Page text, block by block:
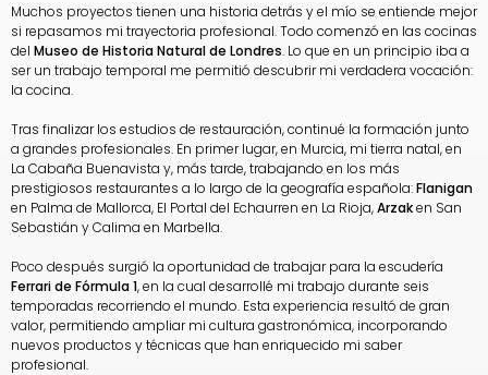
Muchos proyectos tienen una historia detrás y el mío se entiende mejor
si repasamos mi trayectoria profesional. Todo comenzó en las cocinas
del Museo de Historia Natural de Londres. Lo que en un principio iba a
ser un trabajo temporal me permitió descubrir mi verdadera vocación:
la cocina.
Tras finalizar los estudios de restauración, continué la formación junto
a grandes profesionales. En primer lugar, en Murcia, mi tierra natal, en
La Cabaña Buenavista y, más tarde, trabajando en los más
prestigiosos restaurantes a lo largo de la geografía española:Flanigan
en Palma de Mallorca, El Portal del Echaurren en La Rioja,Arzaken San
Sebastián y Calima en Marbella.
Poco después surgió la oportunidad de trabajar para la escudería
Ferrari de Fórmula 1, en la cual desarrollé mi trabajo durante seis
temporadas recorriendo el mundo. Esta experiencia resultó de gran
valor, permitiendo ampliar mi cultura gastronómica, incorporando
nuevos productos y técnicas que han enriquecido mi saber
profesional.